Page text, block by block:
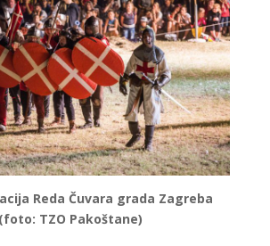
Reda Čuvara grada Zagreba
(foto: TZO Pakoštane)